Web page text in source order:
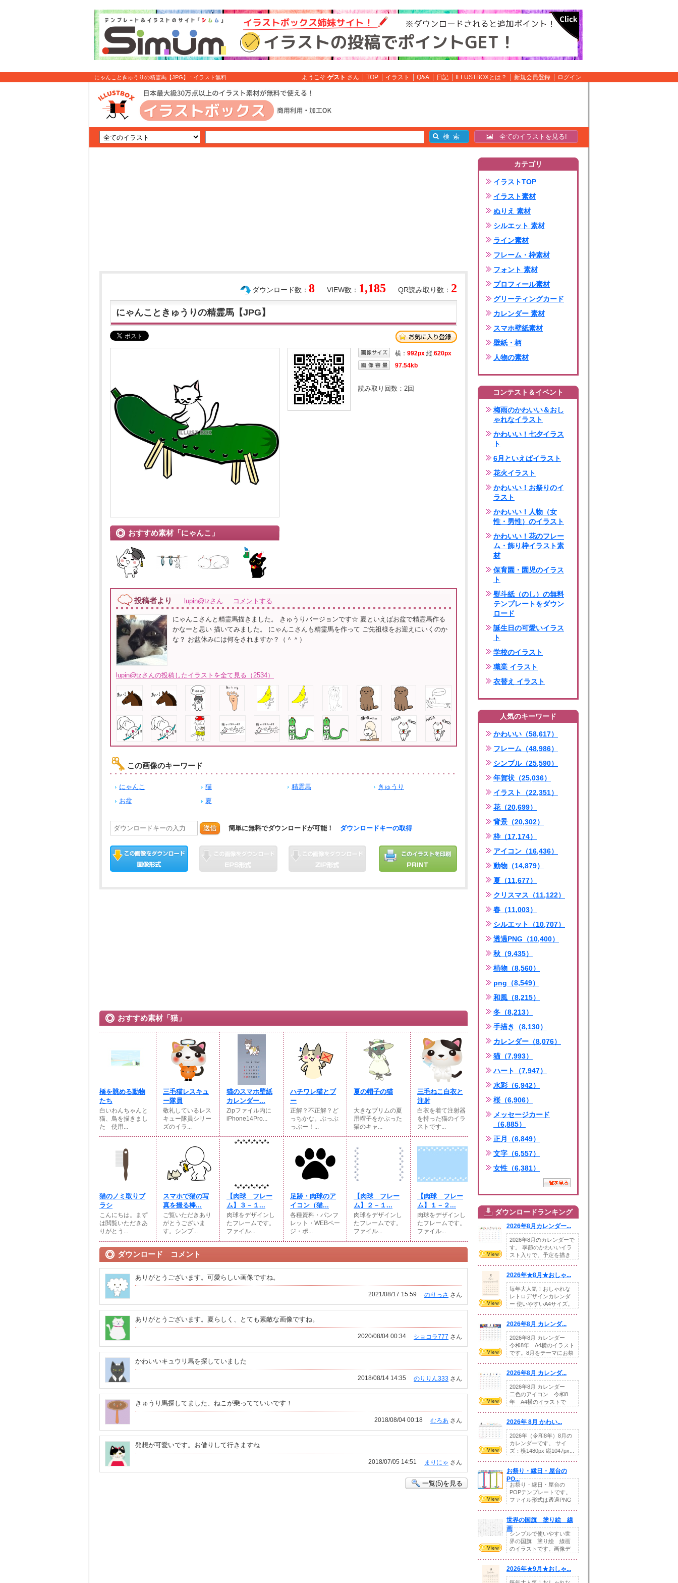
にゃんこときゅうりの精霊馬【JPG】 : イラスト無料 ようこそ ゲスト さん TOP イラスト Q&A 日記 ILLUSTBOXとは？ 新規会員登録 ログイン
全てのイラストを見る!
QR読み取り数： 2
VIEW数： 1,185
ダウンロード数： 8
にゃんこときゅうりの精霊馬【JPG】
おすすめ素材「にゃんこ」
横： 992px 縦:620px
97.54kb
読み取り回数： 2回
投稿者より lupin@tzさん コメントする
にゃんこさんと精霊馬描きました。 きゅうりバージョンです☆ 夏といえばお盆で精霊馬作る
かなーと思い 描いてみました。 にゃんこさんも精霊馬を作って ご先祖様をお迎えにいくのか
な？ お盆休みには何をされますか？（＾＾）
lupin@tzさんの投稿したイラストを全て見る（2534）
この画像のキーワード
にゃんこ 猫 精霊馬
きゅうり
お盆
夏
送信 簡単に無料でダウンロードが可能！ ダウンロードキーの取得
おすすめ素材「猫」
橋を眺める動物
たち
白いわんちゃんと
猫、鳥を描きまし
た 使用...
三毛猫レスキュ
ー隊員
敬礼しているレス
キュー隊員シリー
ズのイラ...
猫のスマホ壁紙
カレンダー...
Zipファイル内に
iPhone14Pro...
ハチワレ猫とブ
ー
正解？不正解？ど
っちかな。ぶっぶ
っぶー！...
夏の帽子の猫
大きなブリムの夏
用帽子をかぶった
猫のキャ...
三毛ねこ白衣と
注射
白衣を着て注射器
を持った猫のイラ
ストです...
猫のノミ取りブ
ラシ
こんにちは。まず
は閲覧いただきあ
りがとう...
スマホで猫の写
真を撮る棒...
ご覧いただきあり
がとうございま
す。シンプ...
【肉球 フレー
ム】３－１...
肉球をデザインし
たフレームです。
ファイル...
足跡・肉球のア
イコン（猫...
各種資料・パンフ
レット・WEBペー
ジ・ポ...
【肉球 フレー
ム】２－１...
肉球をデザインし
たフレームです。
ファイル...
【肉球 フレー
ム】１－２...
肉球をデザインし
たフレームです。
ファイル...
ダウンロード コメント
ありがとうございます。可愛らしい画像ですね。
のりっさ さん
2021/08/17 15:59
ありがとうございます。夏らしく、とても素敵な画像ですね。
ショコラ777 さん
2020/08/04 00:34
かわいいキュウリ馬を探していました
のりりん333 さん
2018/08/14 14:35
きゅうり馬探してました、ねこが乗ってていいです！
むろあ さん
2018/08/04 00:18
発想が可愛いです。お借りして行きますね
まりにゃ さん
2018/07/05 14:51
一覧(5)を見る
カテゴリ
イラストTOP
イラスト素材
ぬりえ 素材
シルエット 素材
ライン素材
フレーム・枠素材
フォント 素材
プロフィール素材
グリーティングカード
カレンダー 素材
スマホ壁紙素材
壁紙・柄
人物の素材
コンテスト＆イベント
梅雨のかわいい＆おし
ゃれなイラスト
かわいい！七夕イラス
ト
6月といえばイラスト
花火イラスト
かわいい！お祭りのイ
ラスト
かわいい！人物（女
性・男性）のイラスト
かわいい！花のフレー
ム・飾り枠イラスト素
材
保育園・園児のイラス
ト
熨斗紙（のし）の無料
テンプレートをダウン
ロード
誕生日の可愛いイラス
ト
学校のイラスト
職業 イラスト
衣替え イラスト
人気のキーワード
かわいい（58,617）
フレーム（48,986）
シンプル（25,590）
年賀状（25,036）
イラスト（22,351）
花（20,699）
背景（20,302）
枠（17,174）
アイコン（16,436）
動物（14,879）
夏（11,677）
クリスマス（11,122）
春（11,003）
シルエット（10,707）
透過PNG（10,400）
秋（9,435）
植物（8,560）
png（8,549）
和風（8,215）
冬（8,213）
手描き（8,130）
カレンダー（8,076）
猫（7,993）
ハート（7,947）
水彩（6,942）
桜（6,906）
メッセージカード
（6,885）
正月（6,849）
文字（6,557）
女性（6,381）
ダウンロードランキング
2026年8月カレンダー...
2026年8月のカレンダーで
す。 季節のかわいいイラ
スト入りで、予定を描き
2026年★8月★おしゃ...
毎年大人気！おしゃれな
レトロデザインカレンダ
ー 使いやすいA4サイズ。
2026年8月 カレンダ...
2026年8月 カレンダー
令和8年 A4横のイラスト
です。8月をテーマにお祭
2026年8月 カレンダ...
2026年8月 カレンダー
二色のアイコン 令和8
年 A4横のイラストで
2026年 8月 かわい...
2026年（令和8年）8月の
カレンダーです。 サイ
ズ：横1480px 縦1047px...
お祭り・縁日・屋台の
PO...
お祭り・縁日・屋台の
POPテンプレートです。
ファイル形式は透過PNG
世界の国旗 塗り絵 線
画
シンプルで使いやすい世
界の国旗 塗り絵 線画
のイラストです。画像デ
2026年★9月★おしゃ...